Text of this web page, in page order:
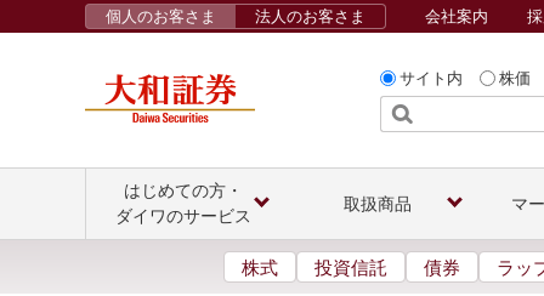
サイト内 株価
個人のお客さま 法人のお客さま 会社案内
はじめての方・
ダイワのサービス
取扱商品 マ
株式 投資信託 債券 ラッ